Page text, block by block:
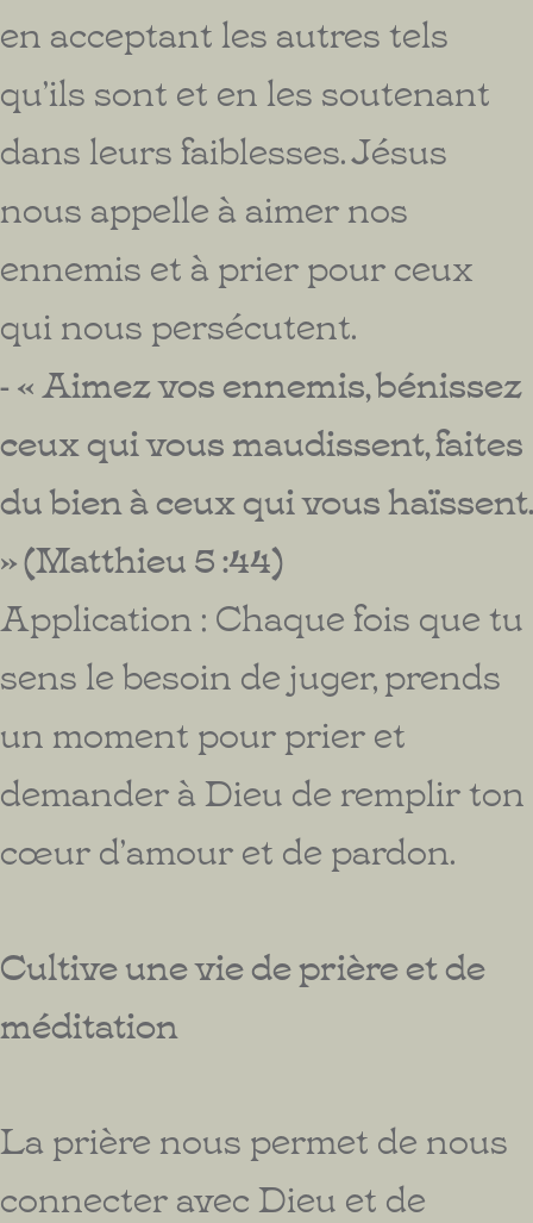
en acceptant les autres tels
qu’ils sont et en les soutenant
dans leurs faiblesses. Jésus
nous appelle à aimer nos
ennemis et à prier pour ceux
qui nous persécutent.
- « Aimez vos ennemis, bénissez
ceux qui vous maudissent, faites
du bien à ceux qui vous haïssent.
» (Matthieu 5 :44)
Application : Chaque fois que tu
sens le besoin de juger, prends
un moment pour prier et
demander à Dieu de remplir ton
cœur d’amour et de pardon.
Cultive une vie de prière et de
méditation
La prière nous permet de nous
connecter avec Dieu et de